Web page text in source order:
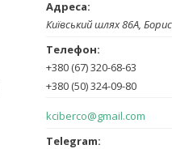
Київський шлях 86А,
+380 (67) 320-68-63
+380 (50) 324-09-80
kciberco@gmail.com